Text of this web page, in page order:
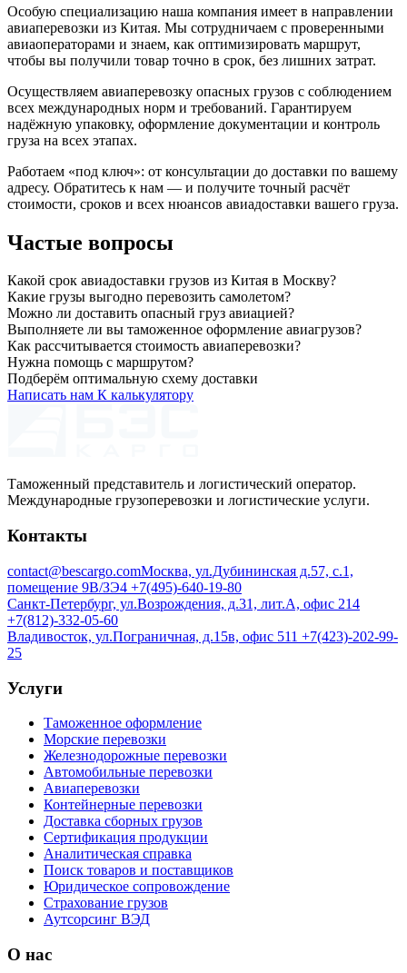
Особую специализацию наша компания имеет в направлении
авиаперевозки из Китая. Мы сотрудничаем с проверенными
авиаоператорами и знаем, как оптимизировать маршрут,
чтобы вы получили товар точно в срок, без лишних затрат.
Осуществляем авиаперевозку опасных грузов с соблюдением
всех международных норм и требований. Гарантируем
надёжную упаковку, оформление документации и контроль
груза на всех этапах.
Работаем «под ключ»: от консультации до доставки по вашему
адресу. Обратитесь к нам — и получите точный расчёт
стоимости, сроков и всех нюансов авиадоставки вашего груза.
Частые вопросы
Какой срок авиадоставки грузов из Китая в Москву?
Какие грузы выгодно перевозить самолетом?
Можно ли доставить опасный груз авиацией?
Выполняете ли вы таможенное оформление авиагрузов?
Как рассчитывается стоимость авиаперевозки?
Нужна помощь с маршрутом?
Подберём оптимальную схему доставки
Написать нам К калькулятору
Таможенный представитель и логистический оператор.
Международные грузоперевозки и логистические услуги.
Контакты
contact@bescargo.comМосква, ул.Дубининская д.57, с.1,
помещение 9В/ЗЭ4 +7(495)-640-19-80
Санкт-Петербург, ул.Возрождения, д.31, лит.А, офис 214
+7(812)-332-05-60
Владивосток, ул.Пограничная, д.15в, офис 511 +7(423)-202-99-
25
Услуги
Таможенное оформление
Морские перевозки
Железнодорожные перевозки
Автомобильные перевозки
Авиаперевозки
Контейнерные перевозки
Доставка сборных грузов
Сертификация продукции
Аналитическая справка
Поиск товаров и поставщиков
Юридическое сопровождение
Страхование грузов
Аутсорсинг ВЭД
О нас